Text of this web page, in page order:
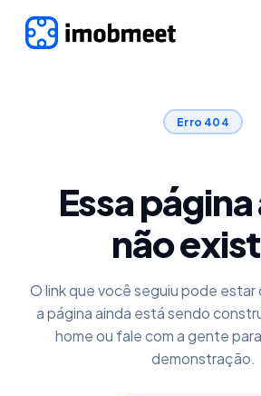
Erro 404
Essa
não
O link que você seguiu pode
a página ainda está sendo
home ou fale com a gente
demonstração.